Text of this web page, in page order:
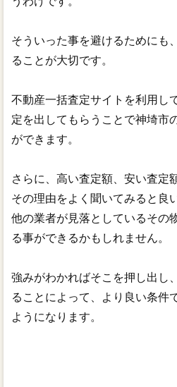
そういった事を避けるためにも
ることが大切です。
不動産一括査定サイトを利用し
定を出してもらうことで神埼市
ができます。
さらに、高い査定額、安い査定
その理由をよく聞いてみると良
他の業者が見落としているその
る事ができるかもしれません。
強みがわかればそこを押し出し
ることによって、より良い条件
ようになります。